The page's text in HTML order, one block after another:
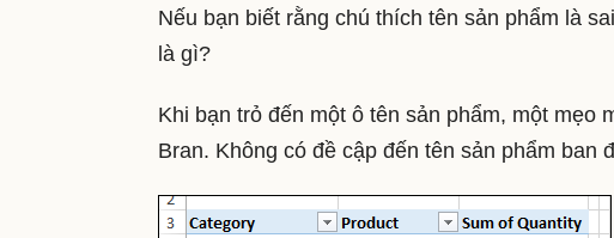
Nếu bạn biết rằng chú thích tên sản phẩm là
là gì?
Khi bạn trỏ đến một ô tên sản phẩm, một mẹo
Bran. Không có đề cập đến tên sản phẩm ban